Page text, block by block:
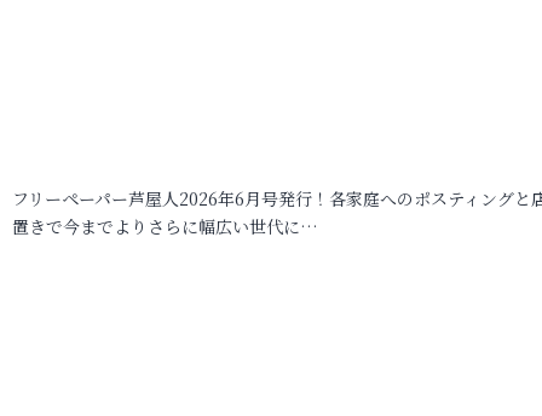
フリーペーパー芦屋人2026年6月号発行！各家庭へのポスティングと
置きで今までよりさらに幅広い世代に…